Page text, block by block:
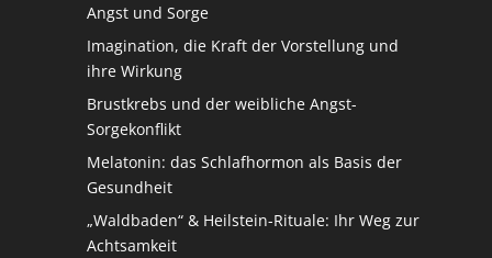
Angst und Sorge
Imagination, die Kraft der Vorstellung und
ihre Wirkung
Brustkrebs und der weibliche Angst-
Sorgekonflikt
Melatonin: das Schlafhormon als Basis der
Gesundheit
„Waldbaden“ & Heilstein-Rituale: Ihr Weg zur
Achtsamkeit